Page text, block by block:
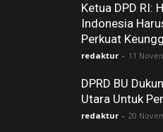
Ketua DPD RI:
Indonesia
Perkuat
redaktur - 11
DPRD BU
Utara Untuk
redaktur - 20